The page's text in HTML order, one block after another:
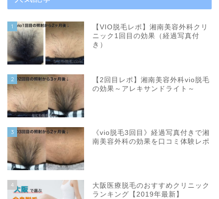
1
【VIO脱毛レポ】湘南美容外科クリ
ニック1回目の効果（経過写真付
き）
2
【2回目レポ】湘南美容外科vio脱毛
の効果～アレキサンドライト～
3
《vio脱毛3回目》経過写真付きで湘
南美容外科の効果を口コミ体験レポ
4
大阪医療脱毛のおすすめクリニック
ランキング【2019年最新】